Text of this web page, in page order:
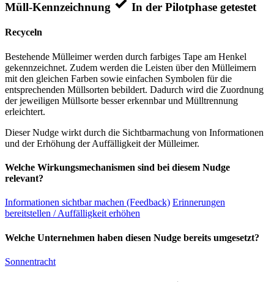
Müll-Kennzeichnung In der Pilotphase getestet
Recyceln
Bestehende Mülleimer werden durch farbiges Tape am Henkel
gekennzeichnet. Zudem werden die Leisten über den Mülleimern
mit den gleichen Farben sowie einfachen Symbolen für die
entsprechenden Müllsorten bebildert. Dadurch wird die Zuordnung
der jeweiligen Müllsorte besser erkennbar und Mülltrennung
erleichtert.
Dieser Nudge wirkt durch die Sichtbarmachung von Informationen
und der Erhöhung der Auffälligkeit der Mülleimer.
Welche Wirkungsmechanismen sind bei diesem Nudge
relevant?
Informationen sichtbar machen (Feedback) Erinnerungen
bereitstellen / Auffälligkeit erhöhen
Welche Unternehmen haben diesen Nudge bereits umgesetzt?
Sonnentracht